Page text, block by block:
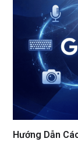
Hướng Dẫn